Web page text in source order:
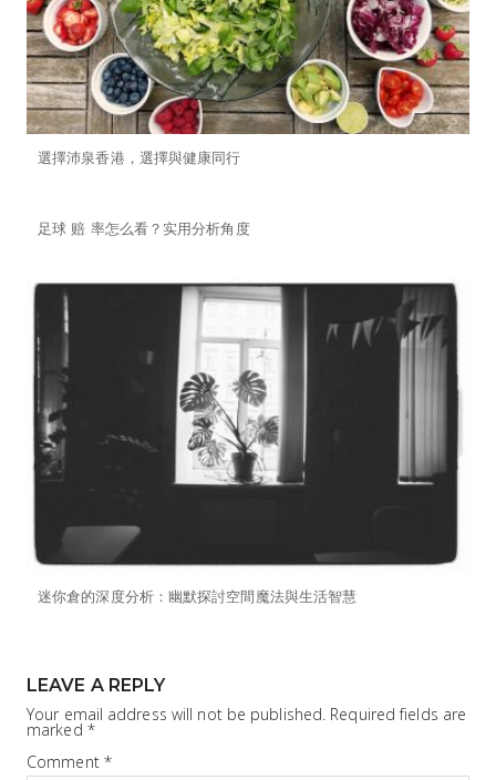
選擇沛泉香港，選擇與健康同行
足球 赔 率怎么看？实用分析角度
迷你倉的深度分析：幽默探討空間魔法與生活智慧
LEAVE A REPLY
Your email address will not be published. Required fields are
marked *
Comment *